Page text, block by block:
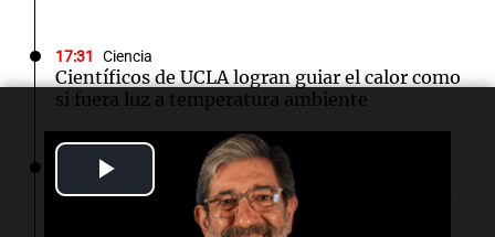
Video
17:31 Ciencia
Científicos de UCLA logran guiar el calor como
si fuera luz a temperatura ambiente
Sociedad
Ajustan la imputación a la menor involucrada
en el asesinato de Jeremías Monzón